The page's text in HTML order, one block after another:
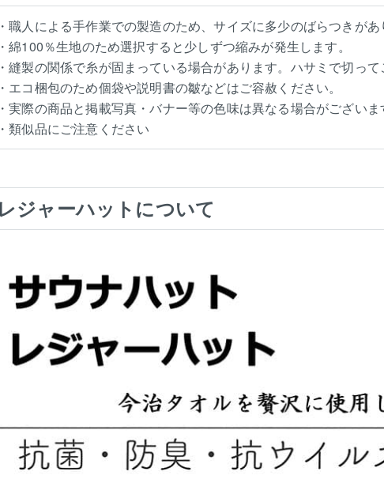
・職人による手作業での製造のため、サイズに多少のばらつきがあ
・綿100％生地のため選択すると少しずつ縮みが発生します。
・縫製の関係で糸が固まっている場合があります。ハサミで切って
・エコ梱包のため個袋や説明書の皺などはご容赦ください。
・実際の商品と掲載写真・バナー等の色味は異なる場合がございま
・類似品にご注意ください
ジャーハットについて